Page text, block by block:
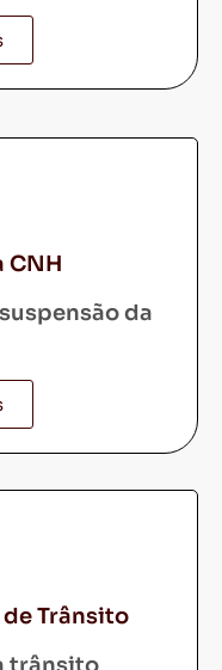
CNH
da
Trânsito